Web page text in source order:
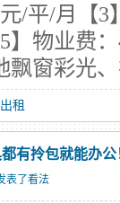
/平/月【
】物业费
窗彩光
租
有拎包就能办公
表了看法